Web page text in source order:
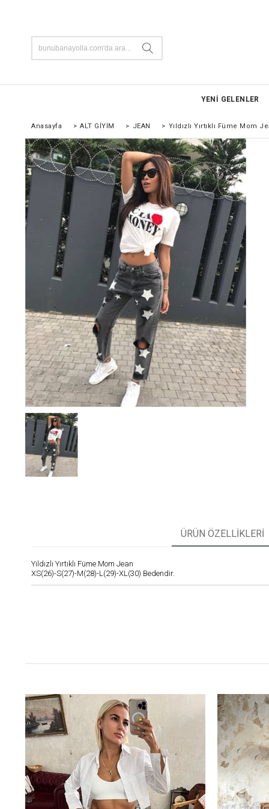
YENİ GELENLER
Anasayfa > ALT GİYİM > JEAN > Yıldızlı Yırtıklı Füme Mom
ÜRÜN ÖZELLIKLERI
Yıldızlı Yırtıklı Füme Mom Jean
XS(26)-S(27)-M(28)-L(29)-XL(30) Bedendir.